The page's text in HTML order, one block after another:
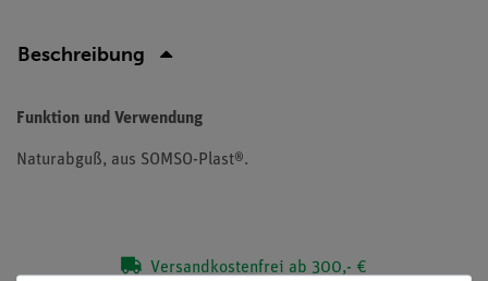
Beschreibung
Funktion und Verwendung
Naturabguß, aus SOMSO-Plast®.
Versandkostenfrei ab 300,- €